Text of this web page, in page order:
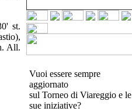
st.
All.
Vuoi essere sempre
aggiornato
sul Torneo di Viareggio e le
sue iniziative?